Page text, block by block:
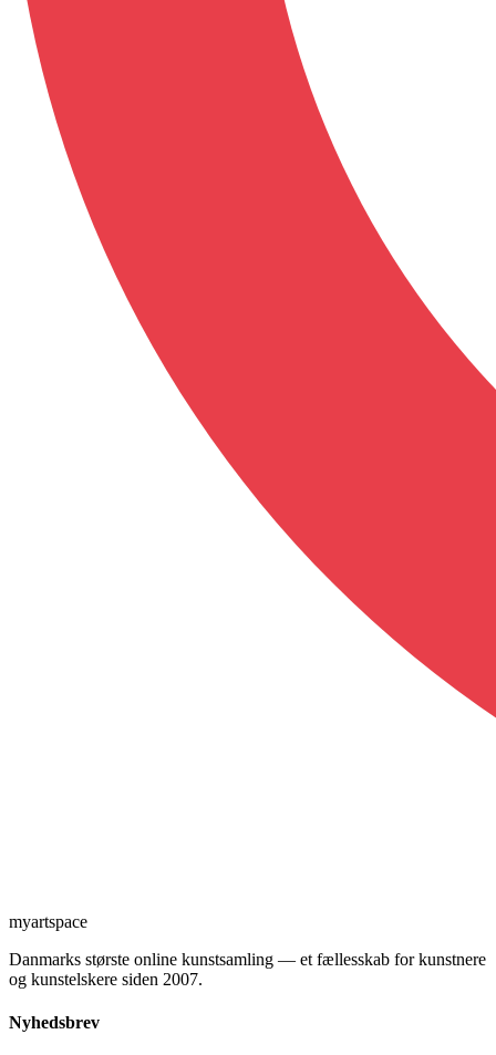
myartspace
Danmarks største online kunstsamling — et fællesskab for kunstnere
og kunstelskere siden 2007.
Nyhedsbrev